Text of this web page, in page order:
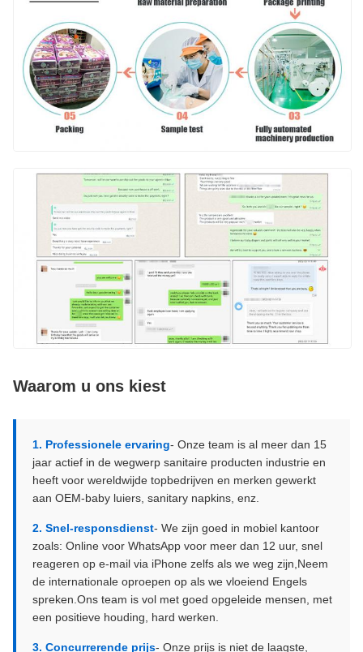
Waarom u ons kiest
1. Professionele ervaring- Onze team is al meer dan 15
jaar actief in de wegwerp sanitaire producten industrie en
heeft voor wereldwijde topbedrijven en merken gewerkt
aan OEM-baby luiers, sanitary napkins, enz.
2. Snel-responsdienst- We zijn goed in mobiel kantoor
zoals: Online voor WhatsApp voor meer dan 12 uur, snel
reageren op e-mail via iPhone zelfs als we weg zijn,Neem
de internationale oproepen op als we vloeiend Engels
spreken.Ons team is vol met goed opgeleide mensen, met
een positieve houding, hard werken.
3. Concurrerende prijs- Onze prijs is niet de laagste,